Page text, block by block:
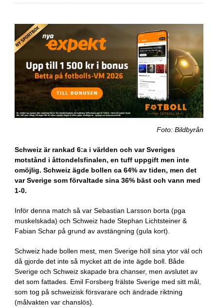
Foto: Bildbyrån
Schweiz är rankad 6:a i världen och var Sveriges
motstånd i åttondelsfinalen, en tuff uppgift men inte
omöjlig. Schweiz ägde bollen ca 64% av tiden, men det
var Sverige som förvaltade sina 36% bäst och vann med
1-0.
Inför denna match så var Sebastian Larsson borta (pga
muskelskada) och Schweiz hade Stephan Lichtsteiner &
Fabian Schar på grund av avstängning (gula kort).
Schweiz hade bollen mest, men Sverige höll sina ytor väl och
då gjorde det inte så mycket att de inte ägde boll. Både
Sverige och Schweiz skapade bra chanser, men avslutet av
det som fattades. Emil Forsberg frälste Sverige med sitt mål,
som tog på schweizisk försvarare och ändrade riktning
(målvakten var chanslös).